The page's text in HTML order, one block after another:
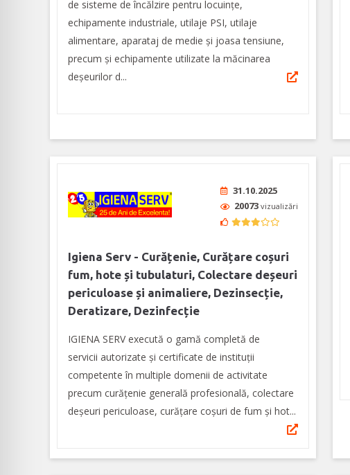
de sisteme de încălzire pentru locuințe,
echipamente industriale, utilaje PSI, utilaje
alimentare, aparataj de medie şi joasa tensiune,
precum şi echipamente utilizate la măcinarea
deşeurilor d...
31.10.2025
20073 vizualizări
Igiena Serv - Curățenie, Curățare coșuri
fum, hote și tubulaturi, Colectare deșeuri
periculoase și animaliere, Dezinsecție,
Deratizare, Dezinfecție
IGIENA SERV execută o gamă completă de
servicii autorizate și certificate de instituții
competente în multiple domenii de activitate
precum curățenie generală profesională, colectare
deșeuri periculoase, curățare coșuri de fum și hot...